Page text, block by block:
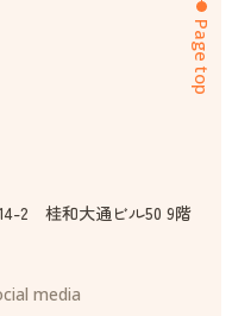
Page top
2 桂和大通ビル50 9階
media